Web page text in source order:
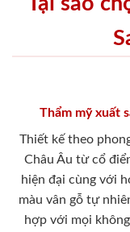
Thẩm mỹ xuất
Thiết kế theo
Châu Âu từ cổ
hiện đại cùng với
màu vân gỗ tự
hợp với mọi